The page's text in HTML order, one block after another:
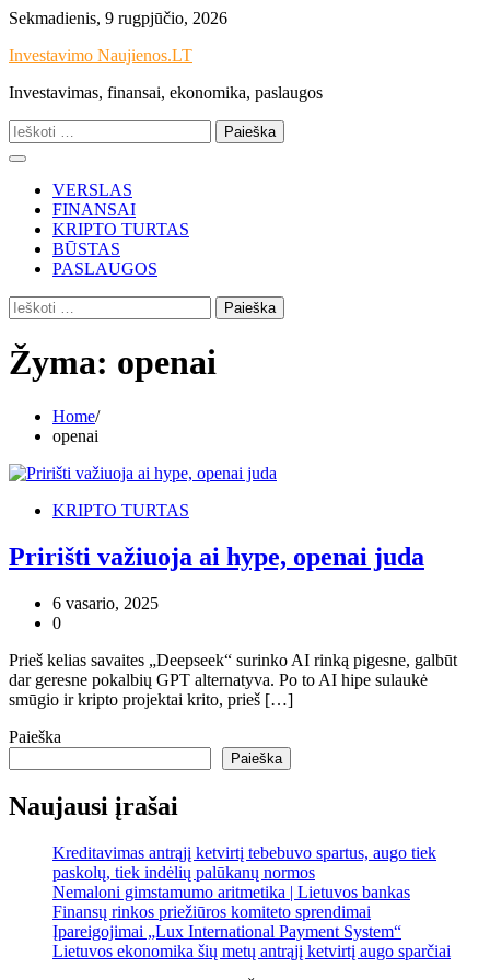
Skip
content
Sekmadienis, 9 rugpjūčio, 2026
Investavimo Naujienos.LT
Investavimas, finansai, ekonomika, paslaugos
Ieškoti:
VERSLAS
FINANSAI
KRIPTO TURTAS
BŪSTAS
PASLAUGOS
Ieškoti:
Žyma: openai
Home
openai
KRIPTO TURTAS
Pririšti važiuoja ai hype, openai juda
6 vasario, 2025
0
Prieš kelias savaites „Deepseek“ surinko AI rinką pigesne, galbūt
dar geresne pokalbių GPT alternatyva. Po to AI hipe sulaukė
smūgio ir kripto projektai krito, prieš […]
Paieška
Paieška
Naujausi įrašai
Kreditavimas antrąjį ketvirtį tebebuvo spartus, augo tiek
paskolų, tiek indėlių palūkanų normos
Nemaloni gimstamumo aritmetika | Lietuvos bankas
Finansų rinkos priežiūros komiteto sprendimai
Įpareigojimai „Lux International Payment System“
Lietuvos ekonomika šių metų antrąjį ketvirtį augo sparčiai